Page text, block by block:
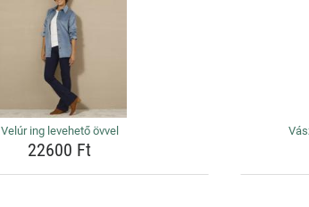
Velúr ing levehető övvel
22600 Ft